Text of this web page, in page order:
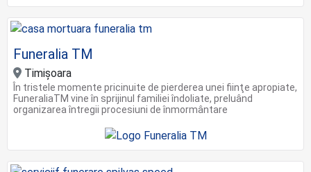
Funeralia TM
Timișoara
În tristele momente pricinuite de pierderea unei fiinţe apropiate,
FuneraliaTM vine în sprijinul familiei îndoliate, preluând
organizarea întregii procesiuni de înmormântare